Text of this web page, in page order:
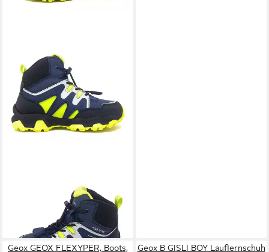
Magnetar Winterboots
79,99 €
Geox GEOX FLEXYPER, Boots,
Geox B GISLI BOY Lauflernschuh